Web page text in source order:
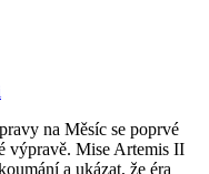
na Měsíc se poprvé
výpravě. Mise Artemis II
a ukázat, že éra